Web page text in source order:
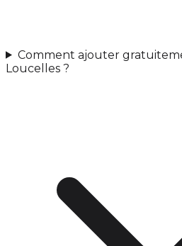
Comment ajouter
Loucelles ?